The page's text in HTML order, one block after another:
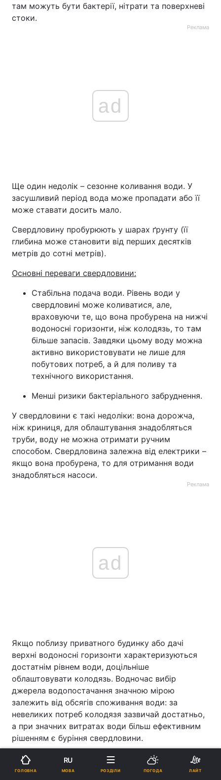
там можуть бути бактерії, нітрати та поверхневі
стоки.
Реклама
ad
Ще один недолік – сезонне коливання води. У
засушливий період вода може пропадати або її
може ставати досить мало.
Свердловину пробурюють у шарах ґрунту (її
глибина може становити від перших десятків
метрів до сотні метрів).
Основні переваги свердловини:
Стабільна подача води. Рівень води у
свердловині може коливатися, але,
враховуючи те, що вона пробурена на нижчі
водоносні горизонти, ніж колодязь, то там
більше запасів. Завдяки цьому воду можна
активно використовувати не лише для
побутових потреб, а й для поливу та
технічного використання.
Менші ризики бактеріального забруднення.
У свердловини є такі недоліки: вона дорожча,
ніж криниця, для облаштування знадобляться
труби, воду не можна отримати ручним
способом. Свердловина залежна від електрики –
якщо вона пробурена, то для отримання води
знадобляться насоси.
Реклама
ad
Якщо поблизу приватного будинку або дачі
верхні водоносні горизонти характеризуються
достатнім рівнем води, доцільніше
облаштовувати колодязь. Водночас вибір
джерела водопостачання значною мірою
залежить від обсягів споживання води: за
невеликих потреб колодязя зазвичай достатньо,
а при значних витратах води більш ефективним
рішенням є буріння свердловини.
Де на ділянці взагалі можна копати криницю і як
правильно вибрати місце?
ГОЛОВНА
RU
МОВА РОЗДІЛИ ПОГОДА ЛАЙТ